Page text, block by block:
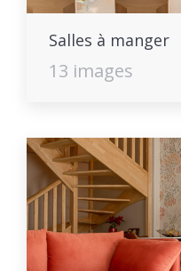
Salles à manger
13 images